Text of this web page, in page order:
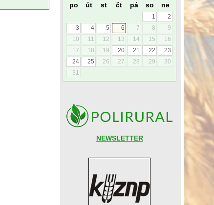
po út st čt pá so ne
1
2
3
4 5 6 7 8
9
10
11 12 13 14 15
16
17
18 19 20 21 22
23
24
25 26 27 28 29
30
31
NEWSLETTER